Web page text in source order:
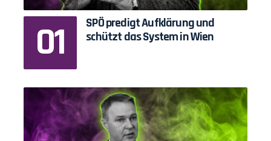
SPÖ predigt Aufklärung und
schützt das System in Wien